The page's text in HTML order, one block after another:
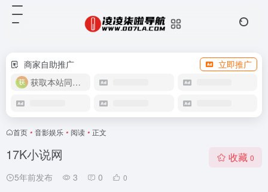
商家自助推广
立即推广
获取本站同款主题
首页 • 音影娱乐 • 阅读 • 正文
17K小说网
5年前发布 3 0 0
收藏 0